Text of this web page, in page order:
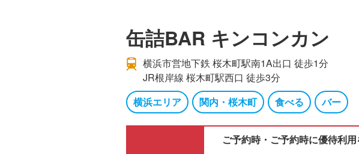
缶詰BAR キンコンカン
横浜市営地下鉄 桜木町駅南1A出口 徒歩1分
JR根岸線 桜木町駅西口 徒歩3分
横浜エリア
関内・桜木町 食べる バー
ご予約時・ご予約時に優待利